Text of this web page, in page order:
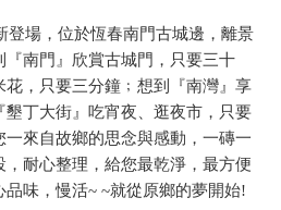
登場，位於恆春南門古城邊，離景
南門』欣賞古城門，只要三十
，只要三分鐘﹔想到『南灣』享
丁大街』吃宵夜、逛夜市，只要
來自故鄉的思念與感動，一磚一
耐心整理，給您最乾淨，最方便
味，慢活~ ~就從原鄉的夢開始!